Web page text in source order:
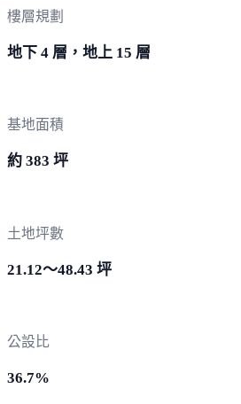
樓層規劃
地下 4 層，地上 15 層
基地面積
約 383 坪
土地坪數
21.12～48.43 坪
公設比
36.7%